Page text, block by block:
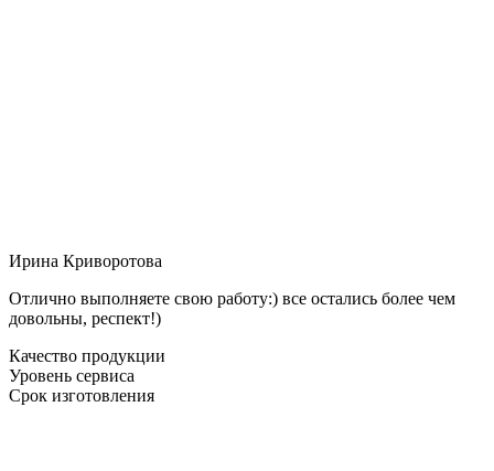
Ирина Криворотова
Отлично выполняете свою работу:) все остались более чем
довольны, респект!)
Качество продукции
Уровень сервиса
Срок изготовления